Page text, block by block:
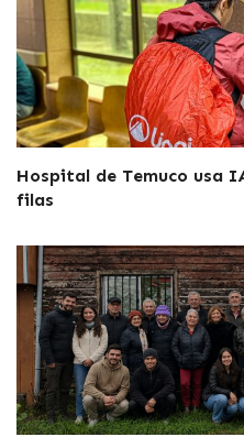
Hospital de Temuco usa
filas